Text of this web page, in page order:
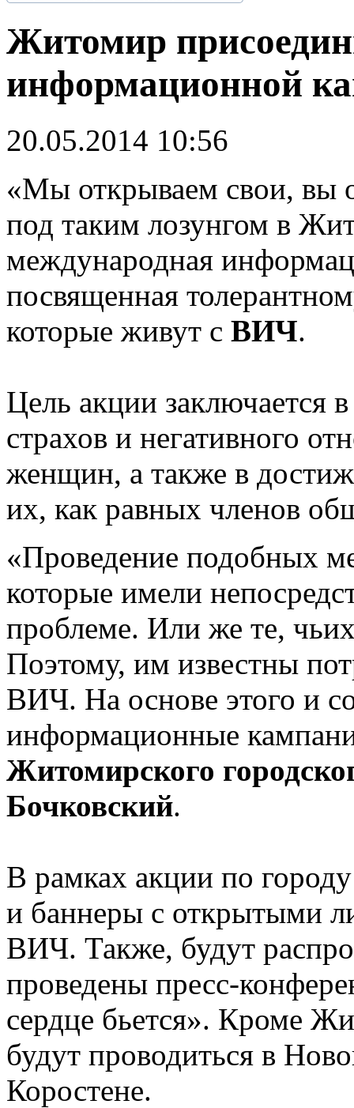
Житомир
информационной
20.05.2014 10:56
«Мы открываем свои, вы
под таким лозунгом в
международная
посвященная
которые живут с ВИЧ.
Цель акции заключается
страхов и негативного
женщин, а также в
их, как равных членов
«Проведение подобных
которые имели
проблеме. Или же те,
Поэтому, им известны
ВИЧ. На основе этого и
информационные
Житомирского
Бочковский.
В рамках акции по
и баннеры с открытыми
ВИЧ. Также, будут
проведены пресс-
сердце бьется». Кроме
будут проводиться в
Коростене.